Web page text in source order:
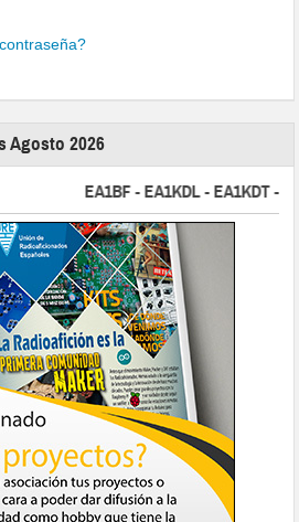
Agosto 2026
EA1BF - EA1KDL - EA1KDT -